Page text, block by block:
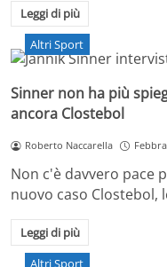
Leggi di più
Altri Sport
Sinner non ha più
ancora Clostebol
Roberto Naccarella
Non c'è davvero pace
nuovo caso Clostebol,
Leggi di più
Altri Sport